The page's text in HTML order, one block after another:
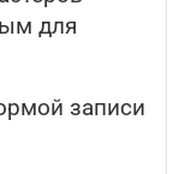
для
записи